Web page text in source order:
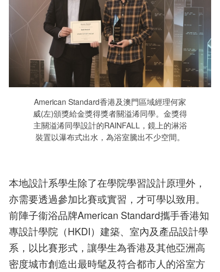
American Standard香港及澳門區域經理何家
威(左)頒獎給金獎得獎者關溢浠同學。金獎得
主關溢浠同學設計的RAINFALL，鏡上的淋浴
裝置以瀑布式出水，為浴室騰出不少空間。
本地設計系學生除了在學院學習設計原理外，
亦需要透過參加比賽或實習，才可學以致用。
前陣子衞浴品牌American Standard攜手香港知
專設計學院（HKDI）建築、室內及產品設計學
系，以比賽形式，讓學生為香港及其他亞洲高
密度城市創造出最時髦及符合都市人的浴室方